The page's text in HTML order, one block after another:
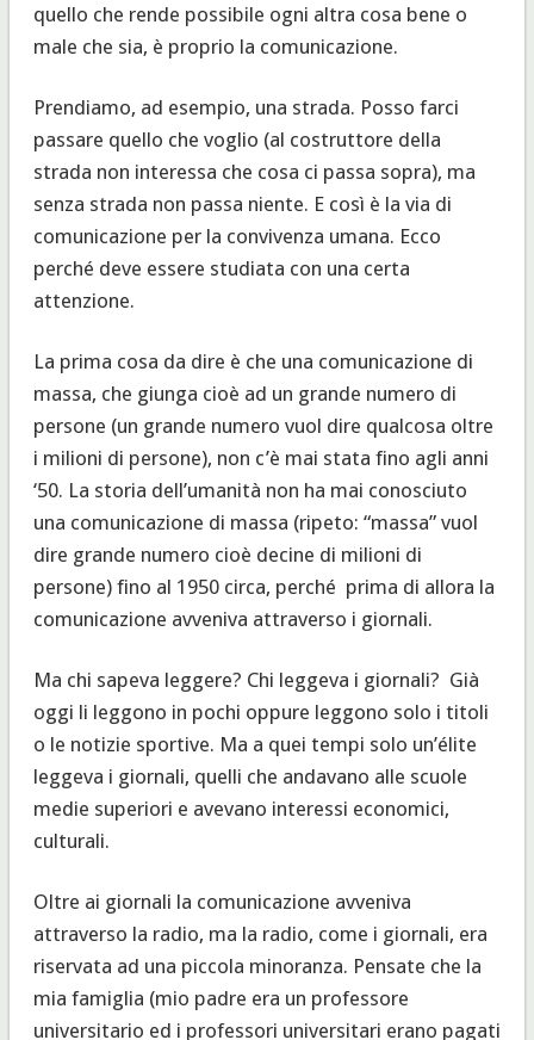
quello che rende possibile ogni altra cosa bene o
male che sia, è proprio la comunicazione.
Prendiamo, ad esempio, una strada. Posso farci
passare quello che voglio (al costruttore della
strada non interessa che cosa ci passa sopra), ma
senza strada non passa niente. E così è la via di
comunicazione per la convivenza umana. Ecco
perché deve essere studiata con una certa
attenzione.
La prima cosa da dire è che una comunicazione di
massa, che giunga cioè ad un grande numero di
persone (un grande numero vuol dire qualcosa oltre
i milioni di persone), non c’è mai stata fino agli anni
‘50. La storia dell’umanità non ha mai conosciuto
una comunicazione di massa (ripeto: “massa” vuol
dire grande numero cioè decine di milioni di
persone) fino al 1950 circa, perché prima di allora la
comunicazione avveniva attraverso i giornali.
Ma chi sapeva leggere? Chi leggeva i giornali? Già
oggi li leggono in pochi oppure leggono solo i titoli
o le notizie sportive. Ma a quei tempi solo un’élite
leggeva i giornali, quelli che andavano alle scuole
medie superiori e avevano interessi economici,
culturali.
Oltre ai giornali la comunicazione avveniva
attraverso la radio, ma la radio, come i giornali, era
riservata ad una piccola minoranza. Pensate che la
mia famiglia (mio padre era un professore
universitario ed i professori universitari erano pagati